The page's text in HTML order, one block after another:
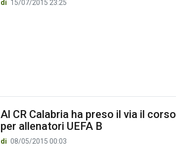
di 15/07/2015 23:25
Al CR Calabria ha preso il via il corso
per allenatori UEFA B
di 08/05/2015 00:03